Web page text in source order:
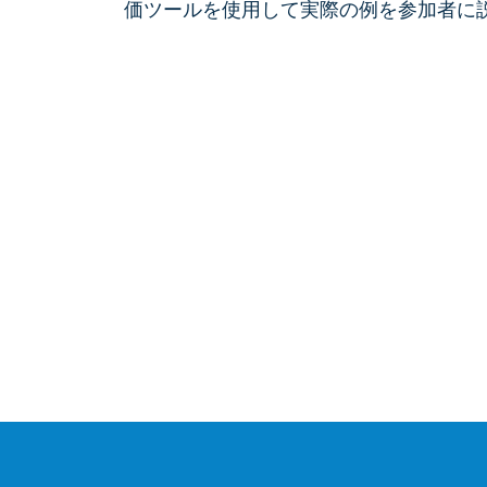
価ツールを使用して実際の例を参加者に